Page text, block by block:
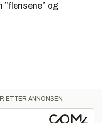
”flensene” og
ETTER ANNONSEN